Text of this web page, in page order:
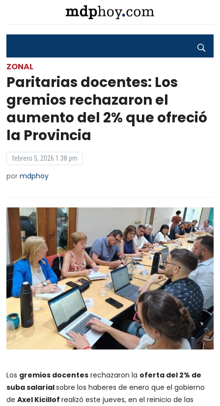
ZONAL
Paritarias docentes: Los
gremios rechazaron el
aumento del 2% que ofreció
la Provincia
febrero 5, 2026 1:38 pm
pormdphoy
Los gremios docentes rechazaron la oferta del 2% de
suba salarialsobre los haberes de enero que el gobierno
deAxel Kicillofrealizó este jueves, en el reinicio de las